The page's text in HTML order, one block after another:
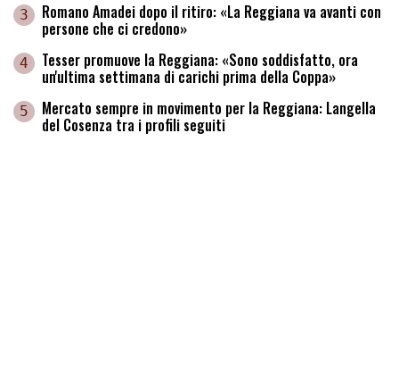
3 Romano Amadei dopo il ritiro: «La Reggiana va avanti con
persone che ci credono»
4 Tesser promuove la Reggiana: «Sono soddisfatto, ora
un'ultima settimana di carichi prima della Coppa»
5 Mercato sempre in movimento per la Reggiana: Langella
del Cosenza tra i profili seguiti